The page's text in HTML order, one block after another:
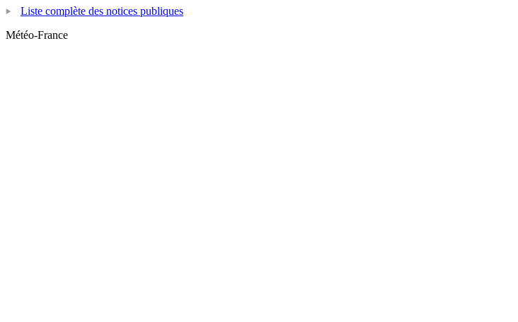
Liste complète des notices publiques
Météo-France